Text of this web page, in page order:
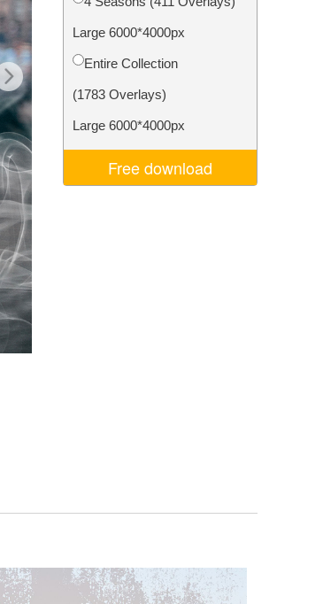
Video Editing Services
Large 6000*4000px
Entire Collection
(1783 Overlays)
Large 6000*4000px
Free download